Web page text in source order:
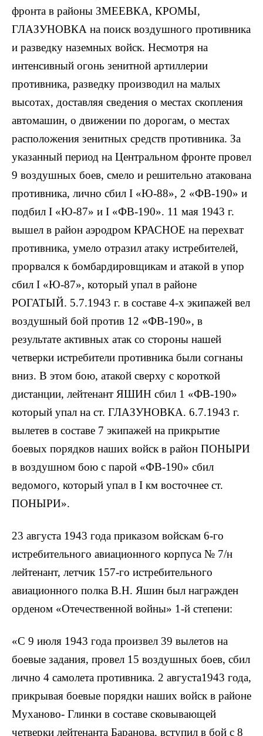
фронта в районы ЗМЕЕВКА, КРОМЫ,
ГЛАЗУНОВКА на поиск воздушного противника
и разведку наземных войск. Несмотря на
интенсивный огонь зенитной артиллерии
противника, разведку производил на малых
высотах, доставляя сведения о местах скопления
автомашин, о движении по дорогам, о местах
расположения зенитных средств противника. За
указанный период на Центральном фронте провел
9 воздушных боев, смело и решительно атакована
противника, лично сбил I «Ю-88», 2 «ФВ-190» и
подбил I «Ю-87» и I «ФВ-190». 11 мая 1943 г.
вышел в район аэродром КРАСНОЕ на перехват
противника, умело отразил атаку истребителей,
прорвался к бомбардировщикам и атакой в упор
сбил I «Ю-87», который упал в районе
РОГАТЫЙ. 5.7.1943 г. в составе 4-х экипажей вел
воздушный бой против 12 «ФВ-190», в
результате активных атак со стороны нашей
четверки истребители противника были согнаны
вниз. В этом бою, атакой сверху с короткой
дистанции, лейтенант ЯШИН сбил 1 «ФВ-190»
который упал на ст. ГЛАЗУНОВКА. 6.7.1943 г.
вылетев в составе 7 экипажей на прикрытие
боевых порядков наших войск в район ПОНЫРИ
в воздушном бою с парой «ФВ-190» сбил
ведомого, который упал в I км восточнее ст.
ПОНЫРИ».
23 августа 1943 года приказом войскам 6-го
истребительного авиационного корпуса № 7/н
лейтенант, летчик 157-го истребительного
авиационного полка В.Н. Яшин был награжден
орденом «Отечественной войны» 1-й степени:
«С 9 июля 1943 года произвел 39 вылетов на
боевые задания, провел 15 воздушных боев, сбил
лично 4 самолета противника. 2 августа1943 года,
прикрывая боевые порядки наших войск в районе
Муханово- Глинки в составе сковывающей
четверки лейтенанта Баранова, вступил в бой с 8